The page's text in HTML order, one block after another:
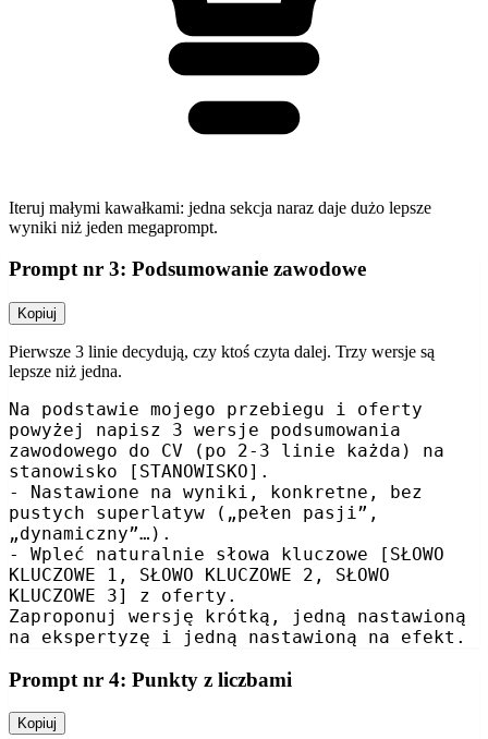
Iteruj małymi kawałkami: jedna sekcja naraz daje dużo lepsze
wyniki niż jeden megaprompt.
Prompt nr 3: Podsumowanie zawodowe
Kopiuj
Pierwsze 3 linie decydują, czy ktoś czyta dalej. Trzy wersje są
lepsze niż jedna.
Na podstawie mojego przebiegu i oferty
powyżej napisz 3 wersje podsumowania
zawodowego do CV (po 2-3 linie każda) na
stanowisko [STANOWISKO].
- Nastawione na wyniki, konkretne, bez
pustych superlatyw („pełen pasji”,
„dynamiczny”…).
- Wpleć naturalnie słowa kluczowe [SŁOWO
KLUCZOWE 1, SŁOWO KLUCZOWE 2, SŁOWO
KLUCZOWE 3] z oferty.
Zaproponuj wersję krótką, jedną nastawioną
na ekspertyzę i jedną nastawioną na efekt.
Prompt nr 4: Punkty z liczbami
Kopiuj